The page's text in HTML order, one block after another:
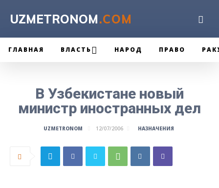
UZMETRONOM.COM
ГЛАВНАЯ ВЛАСТЬ НАРОД ПРАВО
В Узбекистане новый
министр иностранных дел
UZMETRONOM 12/07/2006 НАЗНАЧЕНИЯ